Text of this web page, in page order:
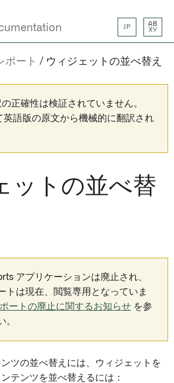
JP
AB
XY
ポート ウィジェットの並べ替え
正確性は検証されていません。
英語版の原文から機械的に翻訳され
ットの並べ替
アプリケーションは廃止され、
トは現在、閲覧専用となっていま
ポートの廃止に関するお知らせ を参
。
ツの並べ替えには、ウィジェットを
テンツを並べ替えるには：